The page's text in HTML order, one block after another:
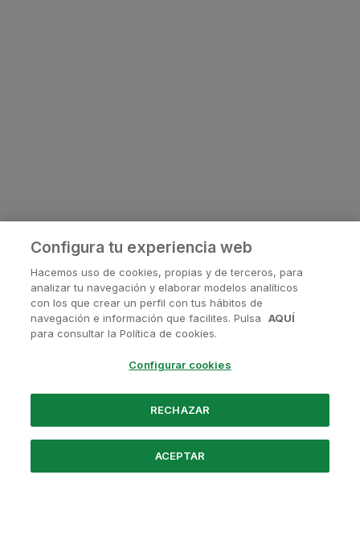
¿Tienes alguna pregunta?
Contactanos en
Configura tu experiencia web
Hacemos uso de cookies, propias y de terceros, para
analizar tu navegación y elaborar modelos analíticos
con los que crear un perfil con tus hábitos de
navegación e información que facilites. Pulsa
AQUÍ
para consultar la Política de cookies.
Configurar cookies
RECHAZAR
ACEPTAR